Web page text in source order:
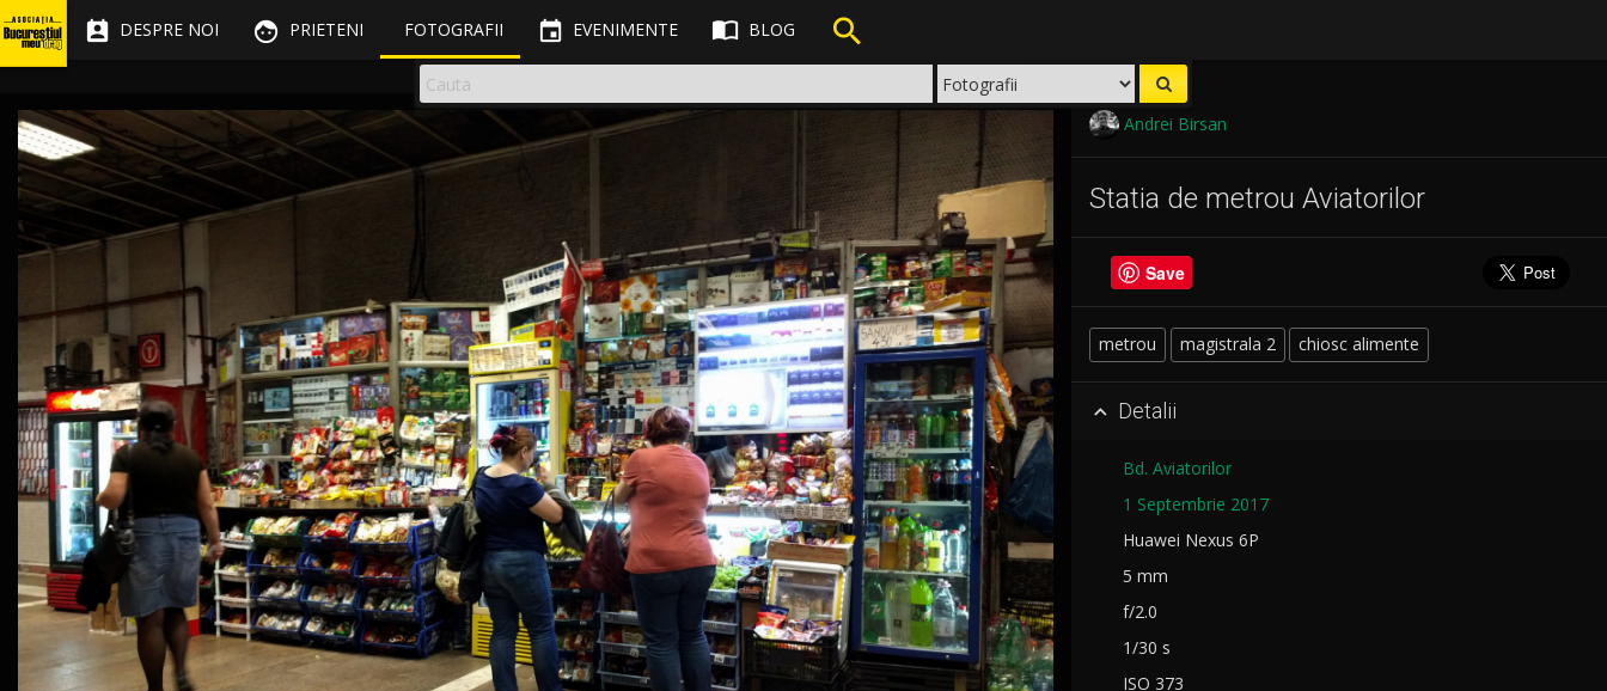
 DESPRE NOI  PRIETENI FOTOGRAFII  EVENIMENTE  BLOG 
Andrei Birsan
Statia de metrou Aviatorilor
Save
metrou magistrala 2 chiosc alimente
 Detalii
Bd. Aviatorilor
1 Septembrie 2017
Huawei Nexus 6P
5 mm
f/2.0
1/30 s
ISO 373